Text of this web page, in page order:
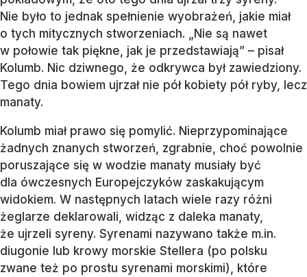
Nie było to jednak spełnienie wyobrażeń, jakie miał
o tych mitycznych stworzeniach. „Nie są nawet
w połowie tak piękne, jak je przedstawiają” – pisał
Kolumb. Nic dziwnego, że odkrywca był zawiedziony.
Tego dnia bowiem ujrzał nie pół kobiety pół ryby, lecz
manaty.
Kolumb miał prawo się pomylić. Nieprzypominające
żadnych znanych stworzeń, zgrabnie, choć powolnie
poruszające się w wodzie manaty musiały być
dla ówczesnych Europejczyków zaskakującym
widokiem. W następnych latach wiele razy różni
żeglarze deklarowali, widząc z daleka manaty,
że ujrzeli syreny. Syrenami nazywano także m.in.
diugonie lub krowy morskie Stellera (po polsku
zwane też po prostu syrenami morskimi), które